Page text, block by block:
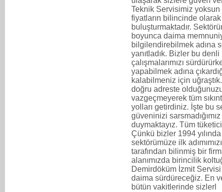
Teknik Servisimiz
fiyatların bilincinde
buluşturmaktadır.
boyunca daima
bilgilendirebilmek adına
yanıtladık. Bizler bu
çalışmalarımızı
yapabilmek adına
kalabilmeniz için
doğru adreste
vazgeçmeyerek tüm
yolları getirdiniz. İşte bu
güveninizi
duymaktayız. Tüm
Çünkü bizler 1994
sektörümüze ilk
tarafından bilinmiş bir
alanımızda birincilik
Demirdöküm İzmit
daima sürdüreceğiz. En
bütün vakitlerinde sizlerl